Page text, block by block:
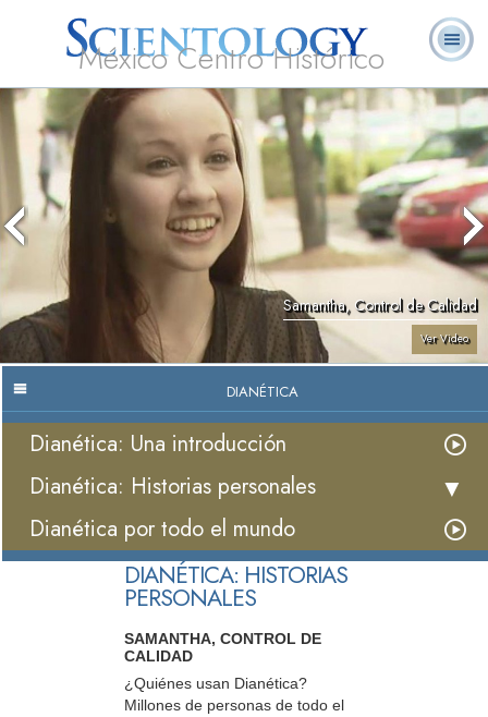
México Centro Histórico
Acerca de
Nosotros
L. Ronald
Hubbard
¿Qué es
Scientology?
Ministros
Voluntarios
Preguntas
Frecuentes
Libros
Samantha, Control de Calidad
Ver Video
DIANÉTICA
Dianética: Una introducción
Dianética: Historias personales
Dianética por todo el mundo
DIANÉTICA: HISTORIAS
PERSONALES
SAMANTHA, CONTROL DE
CALIDAD
¿Quiénes usan Dianética?
Millones de personas de todo el